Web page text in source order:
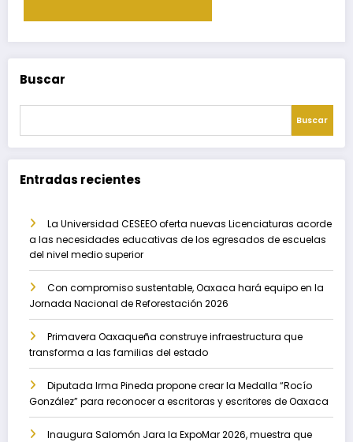
Buscar
Buscar
Entradas recientes
La Universidad CESEEO oferta nuevas Licenciaturas acorde
a las necesidades educativas de los egresados de escuelas
del nivel medio superior
Con compromiso sustentable, Oaxaca hará equipo en la
Jornada Nacional de Reforestación 2026
Primavera Oaxaqueña construye infraestructura que
transforma a las familias del estado
Diputada Irma Pineda propone crear la Medalla “Rocío
González” para reconocer a escritoras y escritores de Oaxaca
Inaugura Salomón Jara la ExpoMar 2026, muestra que